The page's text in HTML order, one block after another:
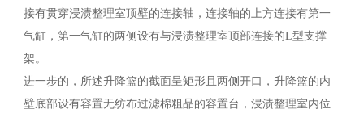
接有贯穿浸渍整理室顶壁的连接轴，连接轴的上方连接有第一
气缸，第一气缸的两侧设有与浸渍整理室顶部连接的L型支撑
架。
进一步的，所述升降篮的截面呈矩形且两侧开口，升降篮的内
壁底部设有容置无纺布过滤棉粗品的容置台，浸渍整理室内位